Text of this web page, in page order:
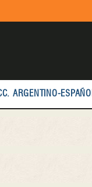
ARGENTINO-